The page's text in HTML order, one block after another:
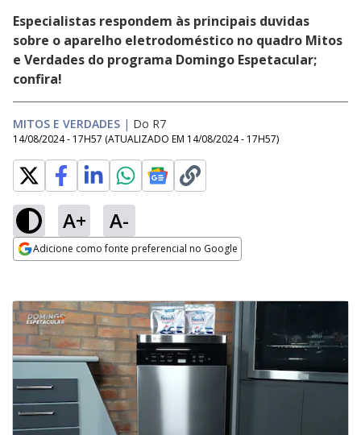
Especialistas respondem às principais duvidas
sobre o aparelho eletrodoméstico no quadro Mitos
e Verdades do programa Domingo Espetacular;
confira!
MITOS E VERDADES | Do R7
14/08/2024 - 17H57 (ATUALIZADO EM 14/08/2024 - 17H57)
A+ A-
Adicione como fonte preferencial no Google